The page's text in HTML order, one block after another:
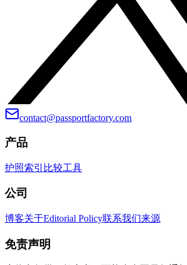
contact@passportfactory.com
产品
护照索引 比较工具
公司
博客关于Editorial Policy联系我们来源
免责声明